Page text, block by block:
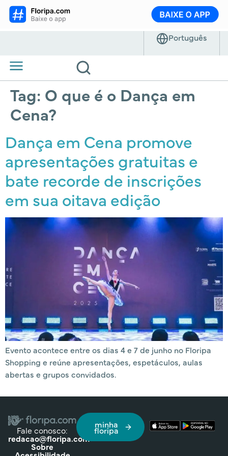
Tag: O que é o Dança em
Cena?
Dança em Cena promove
apresentações gratuitas e
bate recorde de inscrições
em sua oitava edição
Evento acontece entre os dias 4 e 7 de junho no Floripa
Shopping e reúne apresentações, espetáculos, aulas
abertas e grupos convidados.
Fale conosco:
redacao@floripa.com
Sobre
minha
floripa